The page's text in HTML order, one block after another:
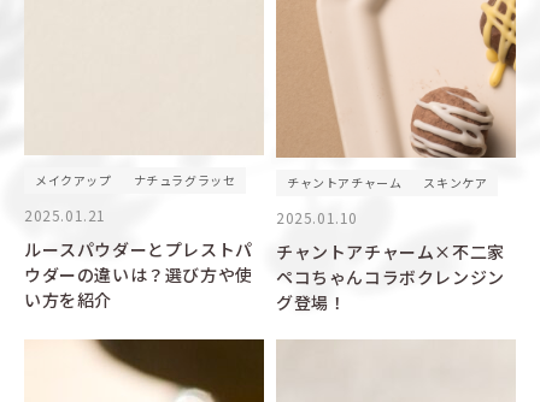
メイクアップ ナチュラグラッセ
2025.01.21
ルースパウダーとプレストパ
ウダーの違いは？選び方や使
い方を紹介
チャントアチャーム スキンケア
2025.01.10
チャントアチャーム×不二家
ペコちゃんコラボクレンジン
グ登場！